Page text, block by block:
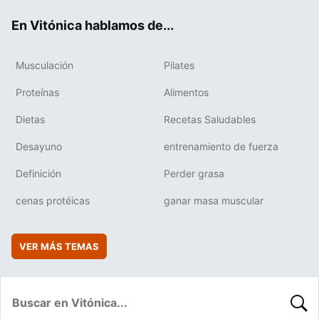
En Vitónica hablamos de...
Musculación Pilates
Proteínas Alimentos
Dietas Recetas Saludables
Desayuno entrenamiento de fuerza
Definición Perder grasa
cenas protéicas ganar masa muscular
VER MÁS TEMAS